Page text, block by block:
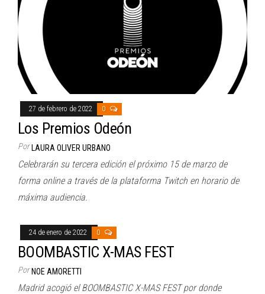
27 de febrero de 2022 0
Los Premios Odeón
Por LAURA OLIVER URBANO
Celebrarán su tercera edición el próximo 15 de marzo de
forma online a través de la plataforma Twitch en horario de
máxima audiencia.
24 de enero de 2022 0
BOOMBASTIC X-MAS FEST
Por NOE AMORETTI
Madrid acogió el BOOMBASTIC X-MAS FEST por donde